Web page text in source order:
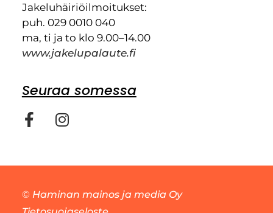
Jakeluhäiriöilmoitukset:
puh. 029 0010 040
ma, ti ja to klo 9.00–14.00
www.jakelupalaute.fi
Seuraa somessa
© Haminan mainos ja media Oy